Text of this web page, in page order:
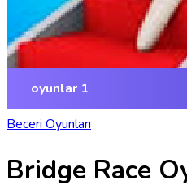
Beceri Oyunları
Bridge Race